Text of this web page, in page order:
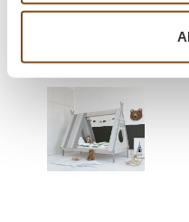
an die Kindheit, aber ist
gefertigt und lässt sich
Kinderzimmer kombinieren.
Abmessungen (BxTxH):
Details:
Rabatt